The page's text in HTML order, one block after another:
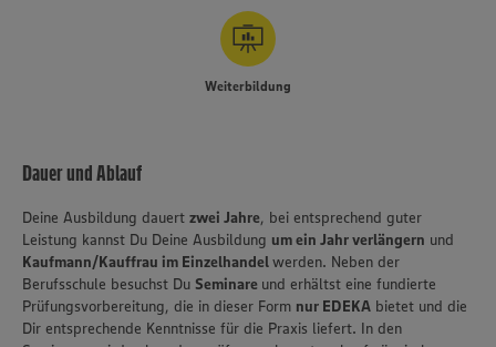
Weiterbildung
Dauer und Ablauf
Deine Ausbildung dauert zwei Jahre, bei entsprechend guter
Leistung kannst Du Deine Ausbildung um ein Jahr verlängern und
Kaufmann/Kauffrau im Einzelhandelwerden. Neben der
Berufsschule besuchst Du Seminare und erhältst eine fundierte
Prüfungsvorbereitung, die in dieser Form nur EDEKA bietet und die
Dir entsprechende Kenntnisse für die Praxis liefert. In den